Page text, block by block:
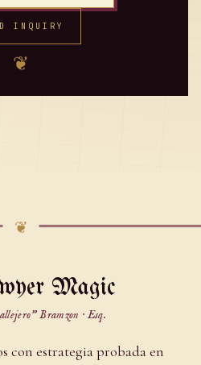
INQUIRY
❦
❦
Magic
Bramzon · Esq.
con estrategia probada en